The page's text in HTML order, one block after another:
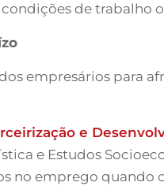
condições de
empresários para
e
e Estudos
no emprego